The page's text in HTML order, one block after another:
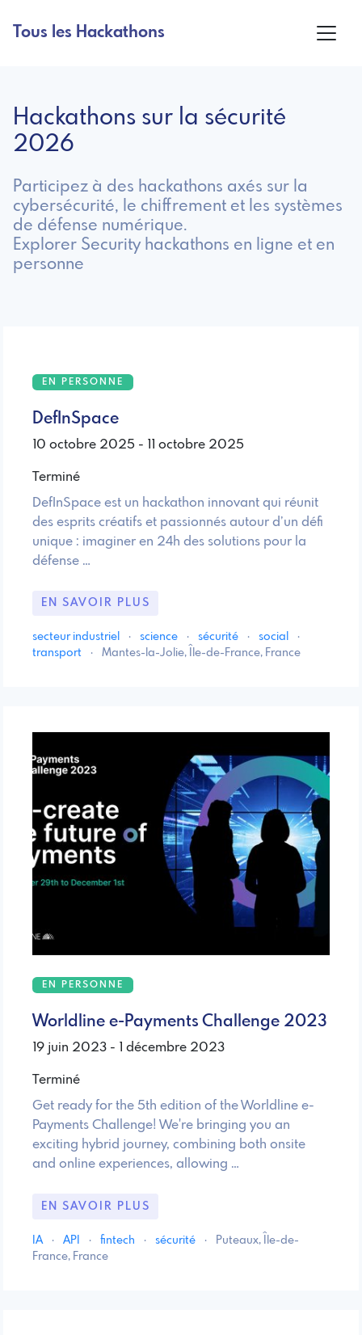
Tous les Hackathons
Hackathons sur la sécurité
2026
Participez à des hackathons axés sur la
cybersécurité, le chiffrement et les systèmes
de défense numérique.
Explorer Security hackathons en ligne et en
personne
EN PERSONNE
DefInSpace
10 octobre 2025 - 11 octobre 2025
Terminé
DefInSpace est un hackathon innovant qui réunit
des esprits créatifs et passionnés autour d’un défi
unique : imaginer en 24h des solutions pour la
défense …
EN SAVOIR PLUS
secteur industriel · science · sécurité · social
·
transport
· Mantes-la-Jolie, Île-de-France, France
EN PERSONNE
Worldline e-Payments Challenge 2023
19 juin 2023 - 1 décembre 2023
Terminé
​​Get ready for the 5th edition of the Worldline e-
Payments Challenge! We're bringing you an
exciting hybrid journey, combining both onsite
and online experiences, allowing …
EN SAVOIR PLUS
IA · API · fintech · sécurité ·
Puteaux, Île-de-
France, France